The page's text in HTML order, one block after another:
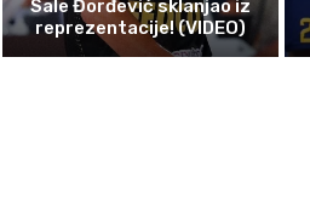
Sale Đorđević sklanjao iz
reprezentacije! (VIDEO)